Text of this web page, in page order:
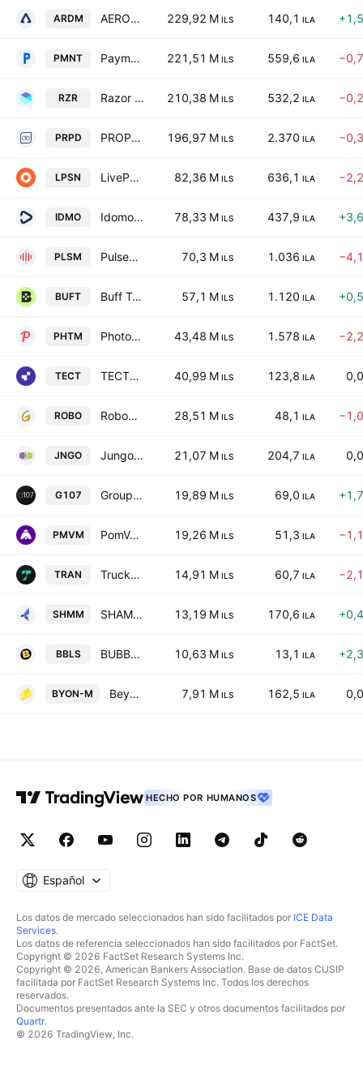
ARDM AERODROME GROUP LTD 229,92 M ILS 140,1 ILA
PMNT Payment Financial Technologies Ltd 221,51 M ILS 559,6 ILA
RZR Razor Labs Ltd. 210,38 M ILS 532,2 ILA
PRPD PROPDO LTD 196,97 M ILS 2.370 ILA
LPSN LivePerson, Inc. 82,36 M ILS 636,1 ILA
IDMO Idomoo Ltd. 78,33 M ILS 437,9 ILA
PLSM Pulsenmore Ltd. 70,3 M ILS 1.036 ILA
BUFT Buff Technologies Ltd 57,1 M ILS 1.120 ILA
PHTM Photomyne Ltd 43,48 M ILS 1.578 ILA
TECT TECTONA LTD 40,99 M ILS 123,8 ILA
ROBO RoboGroup T.E.K. Ltd. 28,51 M ILS 48,1 ILA
JNGO Jungo Connectivity Ltd 21,07 M ILS 204,7 ILA
G107 Group 107 Ltd. 19,89 M ILS 69,0 ILA
PMVM PomVom LTD. 19,26 M ILS 51,3 ILA
TRAN Trucknet Enterprise Ltd. 14,91 M ILS 60,7 ILA
SHMM SHAMAYM IMPROVE LTD 13,19 M ILS 170,6 ILA
BBLS BUBBLES INTERGROUP LTD 10,63 M ILS 13,1 ILA
BYON-M Beyon3D Ltd. 7,91 M ILS 162,5 ILA
HECHO POR HUMANOS
Español
Los datos de mercado seleccionados han sido facilitados por ICE Data
Services.
Los datos de referencia seleccionados han sido facilitados por FactSet.
Copyright © 2026 FactSet Research Systems Inc.
Copyright © 2026, American Bankers Association. Base de datos CUSIP
facilitada por FactSet Research Systems Inc. Todos los derechos
reservados.
Documentos presentados ante la SEC y otros documentos facilitados por
Quartr.
© 2026 TradingView, Inc.